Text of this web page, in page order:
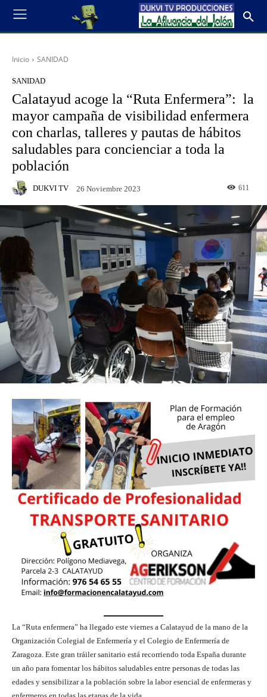
Inicio SANIDAD
SANIDAD
Calatayud acoge la “Ruta Enfermera”: la
mayor campaña de visibilidad enfermera
con charlas, talleres y pautas de hábitos
saludables para concienciar a toda la
población
DUKVI TV 26 Noviembre 2023 611
La “Ruta enfermera” ha llegado este viernes a Calatayud de la mano de la
Organización Colegial de Enfermería y el Colegio de Enfermería de
Zaragoza. Este gran tráiler sanitario está recorriendo toda España durante
un año para fomentar los hábitos saludables entre personas de todas las
edades y sensibilizar a la población sobre la labor esencial de enfermeras y